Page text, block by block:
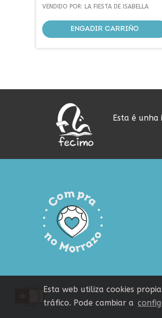
VENDIDO POR: LA FIESTA DE ISABELLA
ENGADIR CARRIÑO
Esta é unha
Esta web utiliza cookies
tráfico. Pode cambiar a